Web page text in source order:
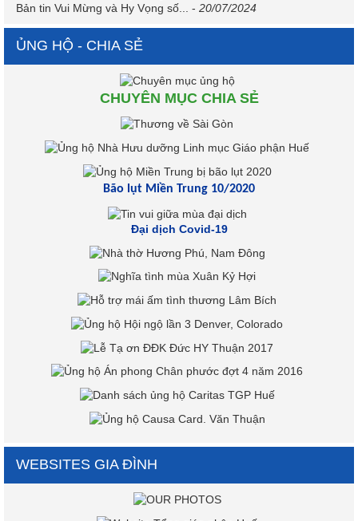
Bản tin Vui Mừng và Hy Vọng số...
- 20/07/2024
ỦNG HỘ - CHIA SẺ
CHUYÊN MỤC CHIA SẺ
Bão lụt Miền Trung 10/2020
Đại dịch Covid-19
WEBSITES GIA ĐÌNH